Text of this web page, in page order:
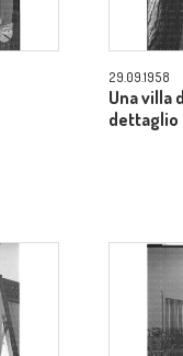
29.09.1958
Una villa
dettaglio